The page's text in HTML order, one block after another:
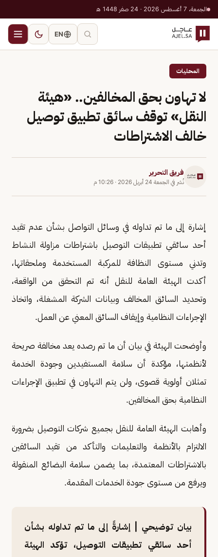
الجمعة، 7 أغسطس 2026 · 24 صفر 1448 هـ
EN
المحليات
لا تهاون بحق المخالفين.. «هيئة
النقل» توقف سائق تطبيق توصيل
خالف الاشتراطات
فريق التحرير
نُشر في الجمعة 24 أبريل 2026 · 10:26 م
إشارة إلى ما تم تداوله في وسائل التواصل بشأن عدم تقيد
أحد سائقي تطبيقات التوصيل باشتراطات مزاولة النشاط
وتدني مستوى النظافة للمركبة المستخدمة وملحقاتها،
أكدت الهيئة العامة للنقل أنه تم التحقق من الواقعة،
وتحديد السائق المخالف وبيانات الشركة المشغلة، واتخاذ
الإجراءات النظامية وإيقاف السائق المعني عن العمل.
وأوضحت الهيئة في بيان أن ما تم رصده يعد مخالفة صريحة
لأنظمتها، مؤكدة أن سلامة المستفيدين وجودة الخدمة
تمثلان أولوية قصوى، ولن يتم التهاون في تطبيق الإجراءات
النظامية بحق المخالفين.
وأهابت الهيئة العامة للنقل بجميع شركات التوصيل بضرورة
الالتزام بالأنظمة والتعليمات والتأكد من تقيد السائقين
بالاشتراطات المعتمدة، بما يضمن سلامة البضائع المنقولة
ويرفع من مستوى جودة الخدمات المقدمة.
بيان توضيحي | إشارةً إلى ما تم تداوله بشأن
أحد سائقي تطبيقات التوصيل، تؤكد الهيئة